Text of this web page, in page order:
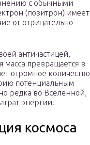
с обычными
(позитрон) имеет
от отрицательно
античастицей,
масса превращается в
огромное количество
потенциальным
редка во Вселенной,
энергии.
космоса